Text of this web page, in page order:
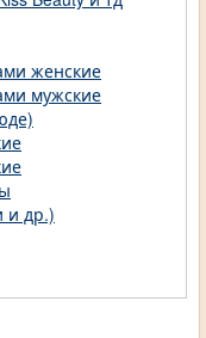
женские
мужские
и др.)